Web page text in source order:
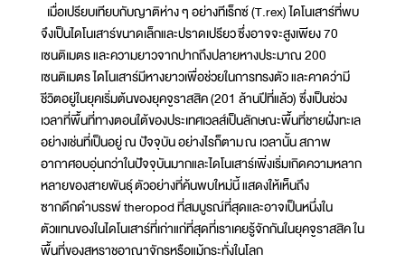
เมื่อเปรียบเทียบกับญาติห่าง ๆ อย่างทีเร็กซ์ (T.rex) ไดโนเสาร์ที่พบ
จึงเป็นไดโนเสาร์ขนาดเล็กและปราดเปรียว ซึ่งอาจจะสูงเพียง 70
เซนติเมตร และความยาวจากปากถึงปลายหางประมาณ 200
เซนติเมตร ไดโนเสาร์มีหางยาวเพื่อช่วยในการทรงตัว และคาดว่ามี
ชีวิตอยู่ในยุคเริ่มต้นของยุคจูราสสิค (201 ล้านปีที่แล้ว) ซึ่งเป็นช่วง
เวลาที่พื้นที่ทางตอนใต้ของประเทศเวลส์เป็นลักษณะพื้นที่ชายฝั่งทะเล
อย่างเช่นที่เป็นอยู่ ณ ปัจจุบัน อย่างไรก็ตาม ณ เวลานั้น สภาพ
อากาศอบอุ่นกว่าในปัจจุบันมากและไดโนเสาร์เพิ่งเริ่มเกิดความหลาก
หลายของสายพันธุ์ ตัวอย่างที่ค้นพบใหม่นี้ แสดงให้เห็นถึง
ซากดึกดำบรรพ์ theropod ที่สมบูรณ์ที่สุดและอาจเป็นหนึ่งใน
ตัวแทนของในไดโนเสาร์ที่เก่าแก่ที่สุดที่เราเคยรู้จักกันในยุคจูราสสิค ใน
พื้นที่ของสหราชอาณาจักรหรือแม้กระทั่งในโลก